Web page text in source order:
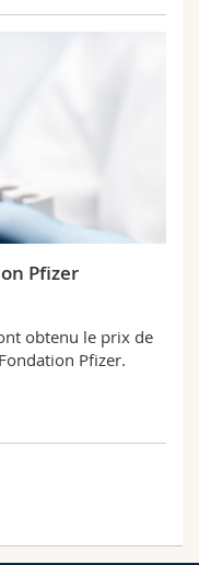
Pfizer
obtenu le prix de
Pfizer.